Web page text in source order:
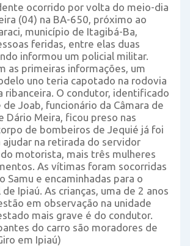
ocorrido por volta do meio-dia
(04) na BA-650, próximo ao
município de Itagibá-Ba,
feridas, entre elas duas
informou um policial militar.
as primeiras informações, um
uno teria capotado na rodovia
ribanceira. O condutor, identificado
Joab, funcionário da Câmara de
Dário Meira, ficou preso nas
de bombeiros de Jequié já foi
ajudar na retirada do servidor
motorista, mais três mulheres
As vítimas foram socorridas
Samu e encaminhadas para o
Ipiaú. As crianças, uma de 2 anos
em observação na unidade
mais grave é do condutor.
do carro são moradores de
em Ipiaú)